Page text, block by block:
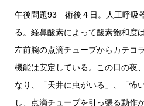
午後問題93 術後４日。人工呼吸
る。経鼻酸素によって酸素飽和度
左前腕の点滴チューブからカテコ
機能は安定している。この日の夜
なり、「天井に虫がいる」、「怖
し、点滴チューブを引っ張る動作